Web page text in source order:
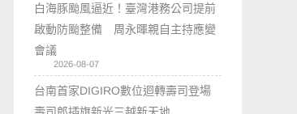
白海豚颱風逼近！臺灣港務公司提前
啟動防颱整備 周永暉親自主持應變
會議
2026-08-07
台南首家DIGIRO數位迴轉壽司登場
壽司郎插旗新光三越新天地